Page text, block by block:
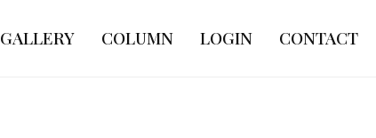
GALLERY COLUMN LOGIN CONTACT